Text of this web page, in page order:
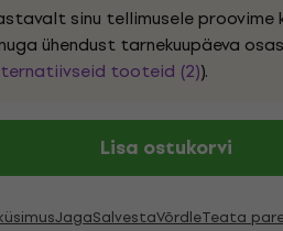
sinu tellimusele
ühendust tarnekuupäeva
tooteid (2)).
Lisa ostukorvi
JagaSalvestaVõrdleTeata